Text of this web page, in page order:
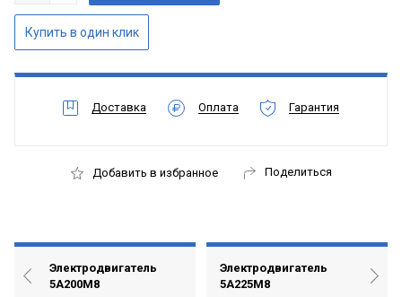
Доставка Оплата Гарантия
Добавить в избранное Поделиться
Электродвигатель
5А200М8
Электродвигатель
5А225М8